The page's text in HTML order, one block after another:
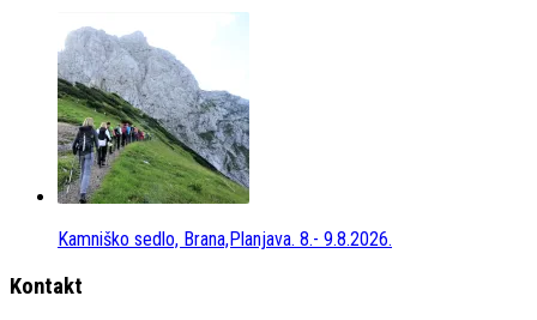
Kamniško sedlo, Brana,Planjava. 8.- 9.8.2026.
Kontakt